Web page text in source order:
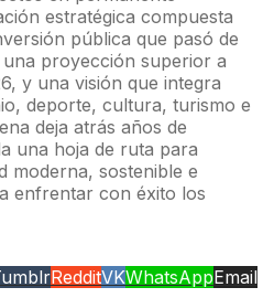
estratégica compuesta
pública que pasó de
proyección superior a
y una visión que integra
deporte, cultura, turismo e
deja atrás años de
una hoja de ruta para
moderna, sostenible e
enfrentar con éxito los
RedditVKWhatsAppEmail